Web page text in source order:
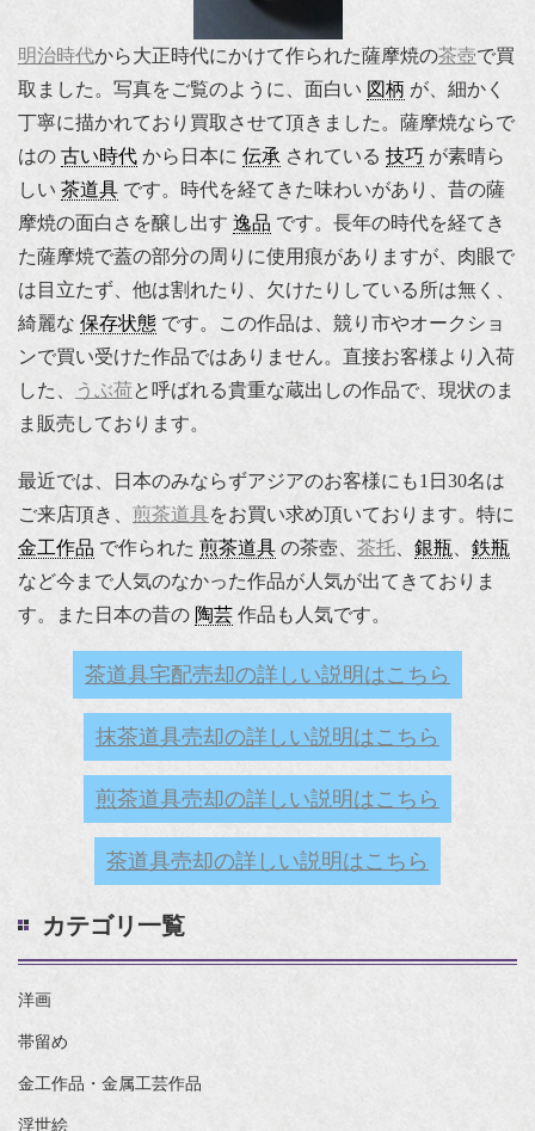
明治時代から大正時代にかけて作られた薩摩焼の茶壺で買
取ました。写真をご覧のように、面白い 図柄 が、細かく
丁寧に描かれており買取させて頂きました。薩摩焼ならで
はの 古い時代 から日本に 伝承 されている 技巧 が素晴ら
しい 茶道具 です。時代を経てきた味わいがあり、昔の薩
摩焼の面白さを醸し出す 逸品 です。長年の時代を経てき
た薩摩焼で蓋の部分の周りに使用痕がありますが、肉眼で
は目立たず、他は割れたり、欠けたりしている所は無く、
綺麗な 保存状態 です。この作品は、競り市やオークショ
ンで買い受けた作品ではありません。直接お客様より入荷
した、
うぶ荷と呼ばれる貴重な蔵出しの作品で、現状のま
ま販売しております。
最近では、日本のみならずアジアのお客様にも1日30名は
ご来店頂き、 煎茶道具をお買い求め頂いております。特に
金工作品 で作られた 煎茶道具 の茶壺、 茶托 銀瓶
鉄瓶
など今まで人気のなかった作品が人気が出てきておりま
す。また日本の昔の 陶芸 作品も人気です。
茶道具宅配売却の詳しい説明はこちら
抹茶道具売却の詳しい説明はこちら
煎茶道具売却の詳しい説明はこちら
茶道具売却の詳しい説明はこちら
カテゴリ一覧
洋画
帯留め
金工作品・金属工芸作品
浮世絵